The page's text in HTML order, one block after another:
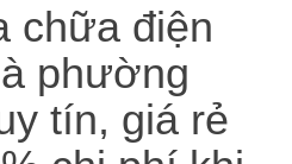
chữa điện
phường
tín, giá rẻ